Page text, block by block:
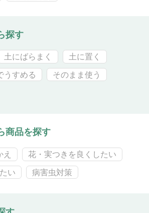
探す
土にばらまく 土に置く
うすめる そのまま使う
商品を探す
花・実つきを良くしたい
い 病害虫対策